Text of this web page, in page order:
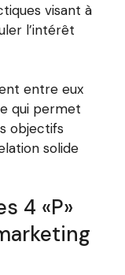
visant à
l’intérêt
entre eux
qui permet
objectifs
solide
4 «P»